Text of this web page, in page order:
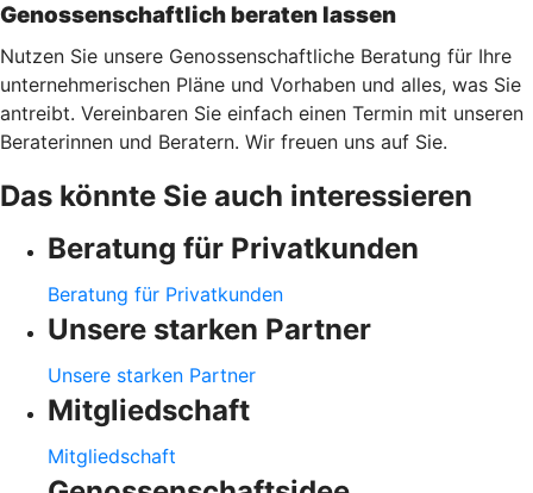
Genossenschaftlich beraten lassen
Nutzen Sie unsere Genossenschaftliche Beratung für Ihre
unternehmerischen Pläne und Vorhaben und alles, was Sie
antreibt. Vereinbaren Sie einfach einen Termin mit unseren
Beraterinnen und Beratern. Wir freuen uns auf Sie.
Das könnte Sie auch interessieren
Beratung für Privatkunden
Beratung für Privatkunden
Unsere starken Partner
Unsere starken Partner
Mitgliedschaft
Mitgliedschaft